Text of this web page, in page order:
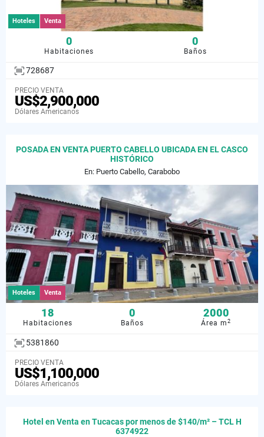
Hoteles Venta
0
Habitaciones
0
Baños
728687
PRECIO VENTA
US$2,900,000
Dólares Americanos
POSADA EN VENTA PUERTO CABELLO UBICADA EN EL CASCO
HISTÓRICO
En: Puerto Cabello, Carabobo
Hoteles Venta
18
Habitaciones
0
Baños
2000
Área m2
5381860
PRECIO VENTA
US$1,100,000
Dólares Americanos
Hotel en Venta en Tucacas por menos de $140/m² – TCL H
6374922